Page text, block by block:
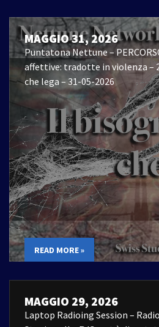
MAGGIO 31, 2026
Puntatona Nettune –
affettive: tradotte in violenza –
che lega – 31-05-2026
READ MORE »
MAGGIO 29, 2026
Laptop Radioing Session –